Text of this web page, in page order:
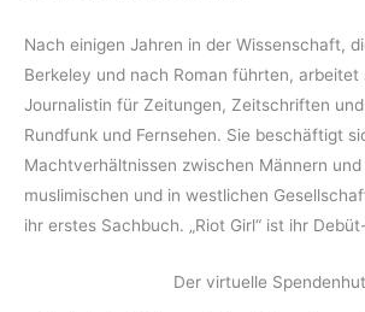
Nach einigen Jahren in der Wissenschaft,
Berkeley und nach Roman führten, arbeitet
Journalistin für Zeitungen, Zeitschriften
Rundfunk und Fernsehen. Sie beschäftigt
Machtverhältnissen zwischen Männern und
muslimischen und in westlichen
ihr erstes Sachbuch. „Riot Girl“ ist ihr
Der virtuelle Spendenhut